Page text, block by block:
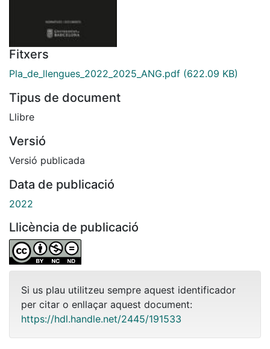
Fitxers
Pla_de_llengues_2022_2025_ANG.pdf (622.09 KB)
Tipus de document
Llibre
Versió
Versió publicada
Data de publicació
2022
Llicència de publicació
Si us plau utilitzeu sempre aquest identificador
per citar o enllaçar aquest document:
https://hdl.handle.net/2445/191533